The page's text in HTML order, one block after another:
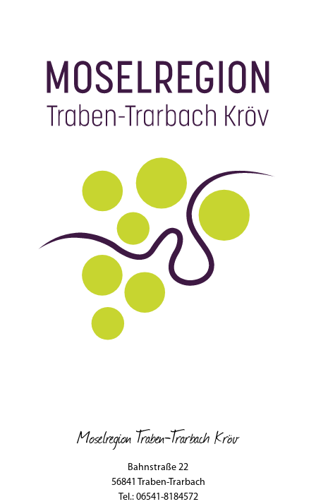
Moselregion Traben-Trarbach Kröv
Bahnstraße 22
56841 Traben-Trarbach
Tel.: 06541-8184572